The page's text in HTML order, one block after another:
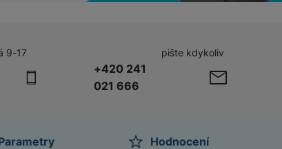
9-17
+420 241
021 666
pište kdykoliv
Hodnocení